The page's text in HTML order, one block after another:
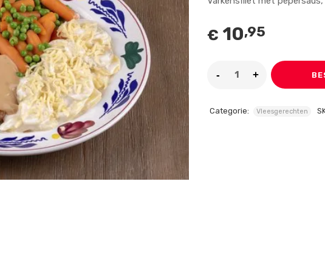
€ 10,95
Categorie: Vleesgerechten